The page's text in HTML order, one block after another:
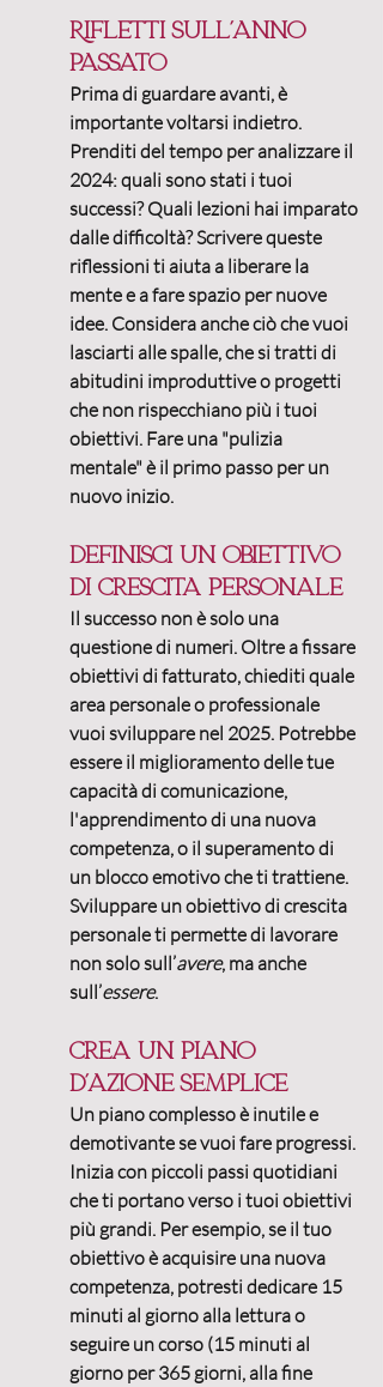
Rifletti sull’anno
passato
Prima di guardare avanti, è
importante voltarsi indietro.
Prenditi del tempo per analizzare il
2024: quali sono stati i tuoi
successi? Quali lezioni hai imparato
dalle difficoltà? Scrivere queste
riflessioni ti aiuta a liberare la
mente e a fare spazio per nuove
idee. Considera anche ciò che vuoi
lasciarti alle spalle, che si tratti di
abitudini improduttive o progetti
che non rispecchiano più i tuoi
obiettivi. Fare una "pulizia
mentale" è il primo passo per un
nuovo inizio.
Definisci un obiettivo
di crescita personale
Il successo non è solo una
questione di numeri. Oltre a fissare
obiettivi di fatturato, chiediti quale
area personale o professionale
vuoi sviluppare nel 2025. Potrebbe
essere il miglioramento delle tue
capacità di comunicazione,
l'apprendimento di una nuova
competenza, o il superamento di
un blocco emotivo che ti trattiene.
Sviluppare un obiettivo di crescita
personale ti permette di lavorare
non solo sull’avere, ma anche
sull’essere.
Crea un piano
d’azione semplice
Un piano complesso è inutile e
demotivante se vuoi fare progressi.
Inizia con piccoli passi quotidiani
che ti portano verso i tuoi obiettivi
più grandi. Per esempio, se il tuo
obiettivo è acquisire una nuova
competenza, potresti dedicare 15
minuti al giorno alla lettura o
seguire un corso (15 minuti al
giorno per 365 giorni, alla fine